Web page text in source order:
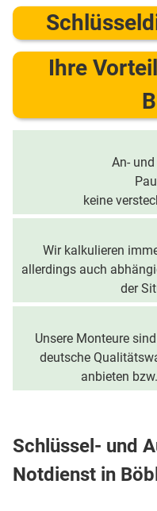
Ihre
An-
keine
Wir kalkulieren
allerdings auch
der
Unsere Monteure
deutsche
anbieten
Schlüssel- und
Notdienst in